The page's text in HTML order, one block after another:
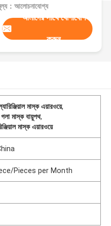
：আলোচনাযোগ্য
আমাদের সাথে যোগাযোগ
করুন
মাস্ক এয়ারওয়ে,
মাস্ক বায়ুপথ,
মাস্ক এয়ারওয়ে
Pieces per Month